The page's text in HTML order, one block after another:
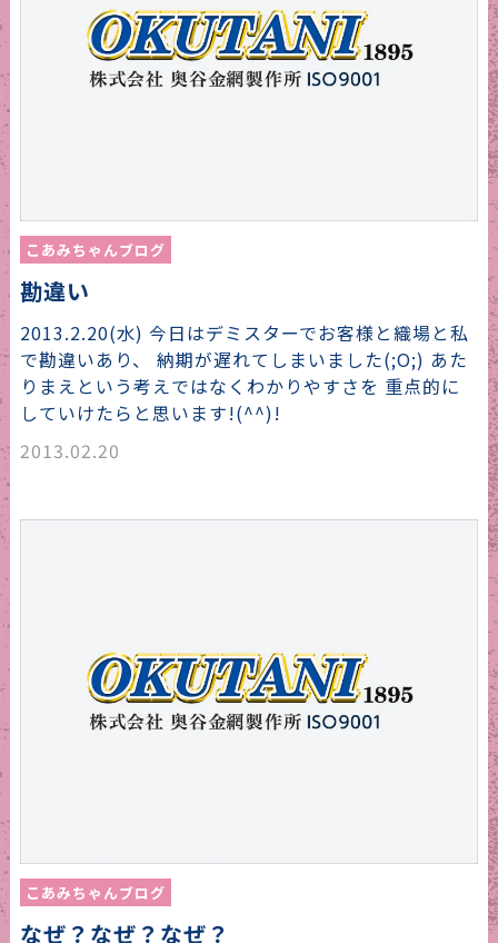
こあみちゃんブログ
勘違い
2013.2.20(水) 今日はデミスターでお客様と織場と私
で勘違いあり、 納期が遅れてしまいました(;O;) あた
りまえという考えではなくわかりやすさを 重点的に
していけたらと思います!(^^)!
2013.02.20
こあみちゃんブログ
なぜ？なぜ？なぜ？